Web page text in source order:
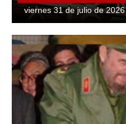
viernes 31 de julio de 2026